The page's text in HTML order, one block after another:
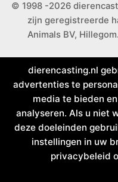
© 1998 -2026
zijn geregistreerde
Animals BV,
dierencasting.nl
advertenties te
media te bieden
analyseren. Als u niet
deze doeleinden
instellingen in uw
privacybeleid